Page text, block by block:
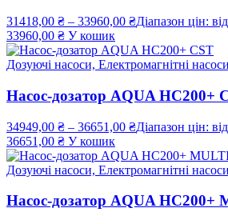
31418,00 ₴ – 33960,00 ₴Діапазон цін:
33960,00 ₴ У кошик
Дозуючі насоси, Електромагнітні насоси
Насос-дозатор AQUA HC200+
34949,00 ₴ – 36651,00 ₴Діапазон цін:
36651,00 ₴ У кошик
Дозуючі насоси, Електромагнітні насоси
Насос-дозатор AQUA HC200+